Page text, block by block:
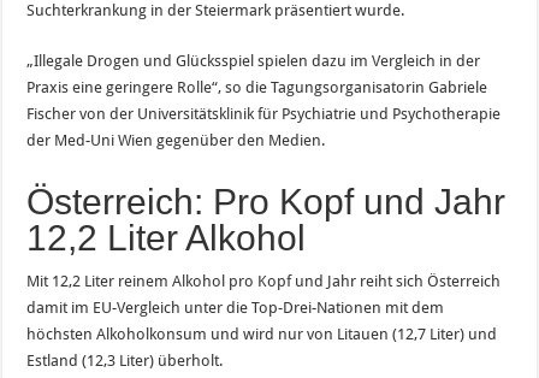
Suchterkrankung in der Steiermark präsentiert wurde.
„Illegale Drogen und Glücksspiel spielen dazu im Vergleich in der
Praxis eine geringere Rolle“, so die Tagungsorganisatorin Gabriele
Fischer von der Universitätsklinik für Psychiatrie und Psychotherapie
der Med-Uni Wien gegenüber den Medien.
Österreich: Pro Kopf und Jahr
12,2 Liter Alkohol
Mit 12,2 Liter reinem Alkohol pro Kopf und Jahr reiht sich Österreich
damit im EU-Vergleich unter die Top-Drei-Nationen mit dem
höchsten Alkoholkonsum und wird nur von Litauen (12,7 Liter) und
Estland (12,3 Liter) überholt.